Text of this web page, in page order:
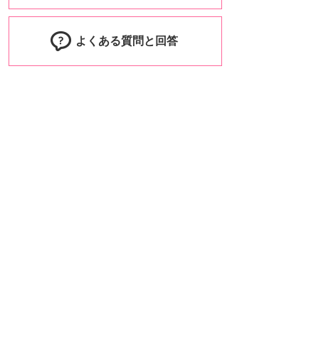
よくある質問と回答